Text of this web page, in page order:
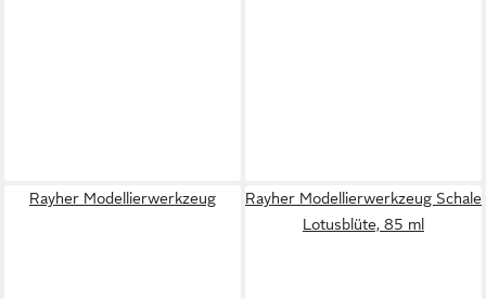
Rayher Modellierwerkzeug
Rayher Modellierwerkzeug Schale
Lotusblüte, 85 ml